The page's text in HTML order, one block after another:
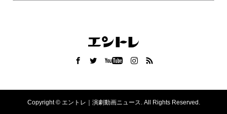
Copyright ©エントレ｜演劇動画ニュース. All Rights Reserved.